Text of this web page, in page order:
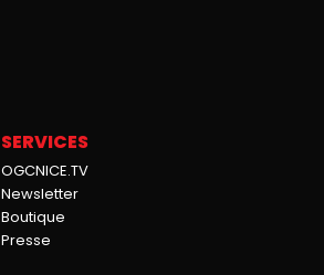
SERVICES
OGCNICE.TV
Newsletter
Boutique
Presse